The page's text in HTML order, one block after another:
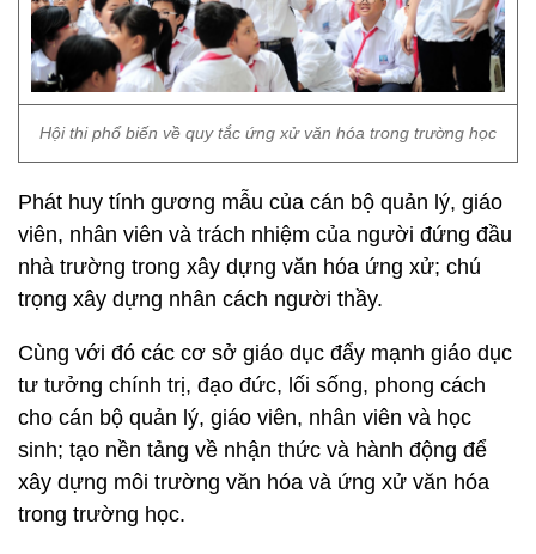
Hội thi phổ biến về quy tắc ứng xử văn hóa trong trường học
Phát huy tính gương mẫu của cán bộ quản lý, giáo
viên, nhân viên và trách nhiệm của người đứng đầu
nhà trường trong xây dựng văn hóa ứng xử; chú
trọng xây dựng nhân cách người thầy.
Cùng với đó các cơ sở giáo dục đẩy mạnh giáo dục
tư tưởng chính trị, đạo đức, lối sống, phong cách
cho cán bộ quản lý, giáo viên, nhân viên và học
sinh; tạo nền tảng về nhận thức và hành động để
xây dựng môi trường văn hóa và ứng xử văn hóa
trong trường học.